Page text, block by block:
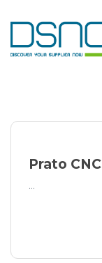
to
content
Prato CNC
...